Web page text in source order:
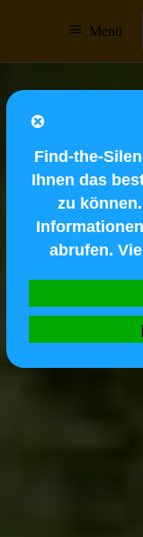
Menü
Find-the-
Ihnen das
zu
abrufen.